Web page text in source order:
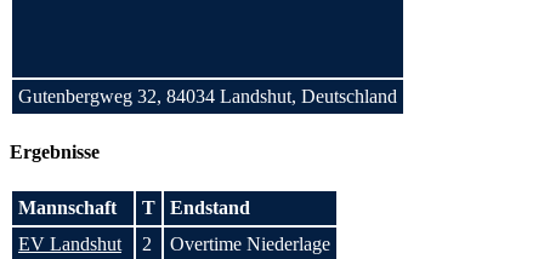
Gutenbergweg 32, 84034 Landshut, Deutschland
Ergebnisse
Mannschaft T
Endstand
EV Landshut
2
Overtime Niederlage